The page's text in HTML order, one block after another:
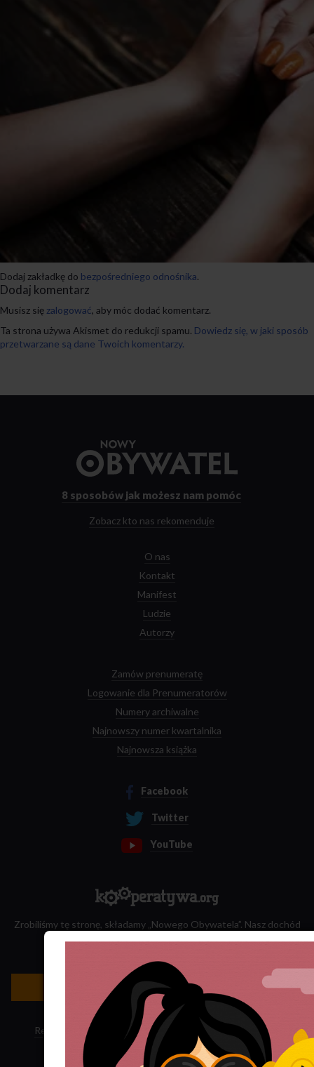
Dodaj zakładkę do bezpośredniego odnośnika.
Dodaj komentarz
Musisz się zalogować, aby móc dodać komentarz.
Ta strona używa Akismet do redukcji spamu. Dowiedz się, w jaki sposób
przetwarzane są dane Twoich komentarzy.
strony
8 sposobów jak możesz nam pomóc
Zobacz kto nas rekomenduje
O nas
Kontakt
Manifest
Ludzie
Autorzy
Zamów prenumeratę
Logowanie dla Prenumeratorów
Numery archiwalne
Najnowszy numer kwartalnika
Najnowsza książka
Facebook
Twitter
YouTube
Zrobiliśmy tę stronę, składamy „Nowego Obywatela”. Nasz dochód
Newsletter »
Regulamin sklepu Polityka ciasteczek · Subskrypcja RSS